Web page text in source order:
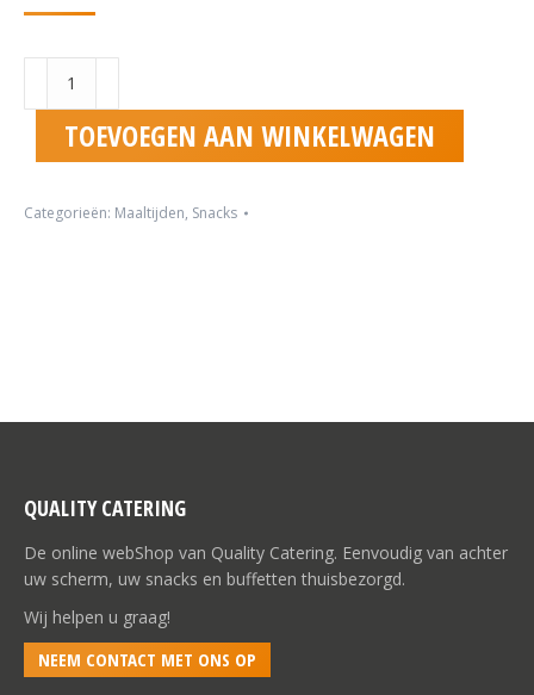
mosterd
aantalTOEVOEGEN AAN WINKELWAGEN
Categorieën: Maaltijden, Snacks
QUALITY CATERING
De online webShop van Quality Catering. Eenvoudig van achter
uw scherm, uw snacks en buffetten thuisbezorgd.
Wij helpen u graag!
NEEM CONTACT MET ONS OP